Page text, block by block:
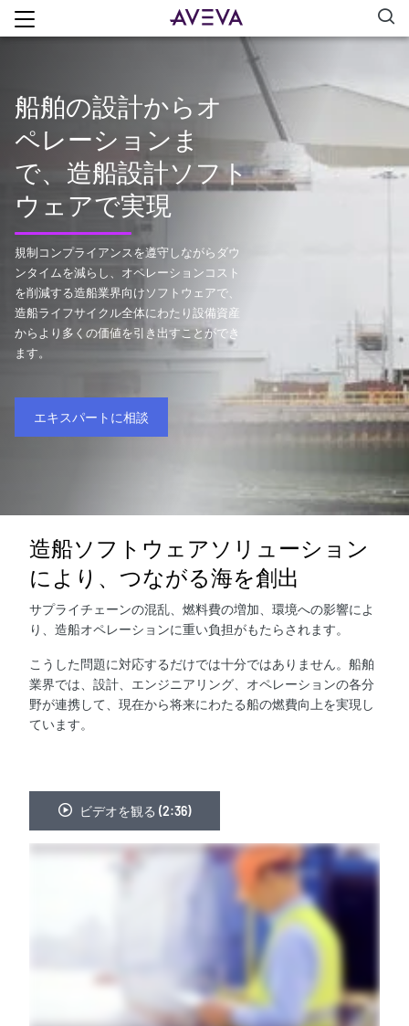
船舶の設計からオ
ペレーションま
で、造船設計ソフト
ウェアで実現
規制コンプライアンスを遵守しながらダウ
ンタイムを減らし、オペレーションコスト
を削減する造船業界向けソフトウェアで、
造船ライフサイクル全体にわたり設備資産
からより多くの価値を引き出すことができ
ます。
エキスパートに相談
造船ソフトウェアソリューション
により、つながる海を創出
サプライチェーンの混乱、燃料費の増加、環境への影響によ
り、造船オペレーションに重い負担がもたらされます。
こうした問題に対応するだけでは十分ではありません。船舶
業界では、設計、エンジニアリング、オペレーションの各分
野が連携して、現在から将来にわたる船の燃費向上を実現し
ています。
ビデオを観る (2:36)